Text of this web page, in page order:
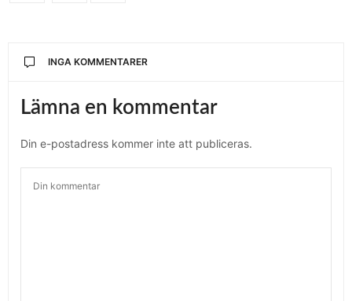
INGA KOMMENTARER
Lämna en kommentar
Din e-postadress kommer inte att publiceras.